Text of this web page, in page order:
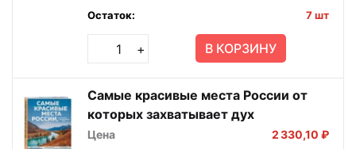
Остаток:
7 шт
+ В КОРЗИНУ
Самые красивые места России от
которых захватывает дух
Цена 2 330,10 ₽